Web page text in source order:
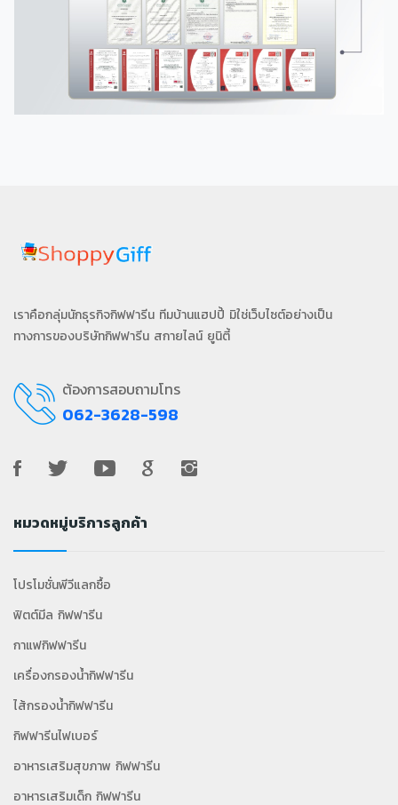
เราคือกลุ่มนักธุรกิจกิฟฟารีน ทีมบ้านแฮปปี้ มิใช่เว็บไซต์อย่างเป็น
ทางการของบริษัทกิฟฟารีน สกายไลน์ ยูนิตี้
ต้องการสอบถามโทร
062-3628-598
หมวดหมู่บริการลูกค้า
โปรโมชั่นพีวีแลกซื้อ
ฟิตต์มีล กิฟฟารีน
กาแฟกิฟฟารีน
เครื่องกรองน้ำกิฟฟารีน
ไส้กรองน้ำกิฟฟารีน
กิฟฟารีนไฟเบอร์
อาหารเสริมสุขภาพ กิฟฟารีน
อาหารเสริมเด็ก กิฟฟารีน